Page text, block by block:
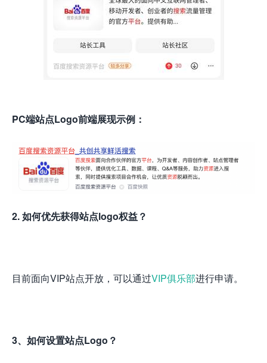
PC端站点Logo前端展现示例：
2. 如何优先获得站点logo权益？
目前面向VIP站点开放，可以通过VIP俱乐部进行申请。
3、如何设置站点Logo？